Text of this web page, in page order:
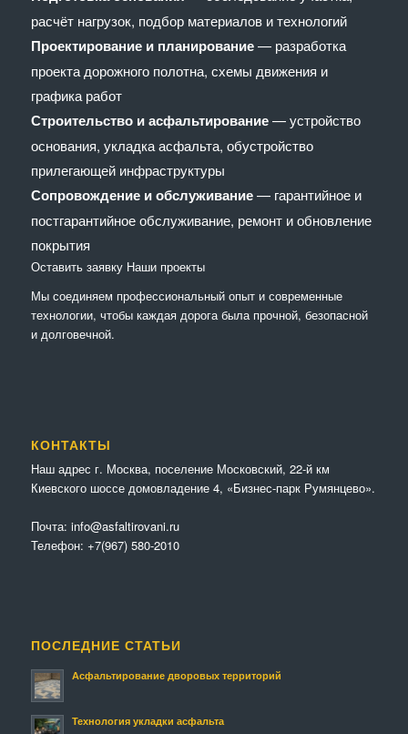
расчёт нагрузок, подбор материалов и технологий
Проектирование и планирование— разработка
проекта дорожного полотна, схемы движения и
графика работ
Строительство и асфальтирование— устройство
основания, укладка асфальта, обустройство
прилегающей инфраструктуры
Сопровождение и обслуживание— гарантийное и
постгарантийное обслуживание, ремонт и обновление
покрытия
Оставить заявку Наши проекты
Мы соединяем профессиональный опыт и современные
технологии, чтобы каждая дорога была прочной, безопасной
и долговечной.
КОНТАКТЫ
Наш адрес г. Москва, поселение Московский, 22-й км
Киевского шоссе домовладение 4, «Бизнес-парк Румянцево».
Почта: info@asfaltirovani.ru
Телефон: +7(967) 580-2010
ПОСЛЕДНИЕ СТАТЬИ
Асфальтирование дворовых территорий
Технология укладки асфальта